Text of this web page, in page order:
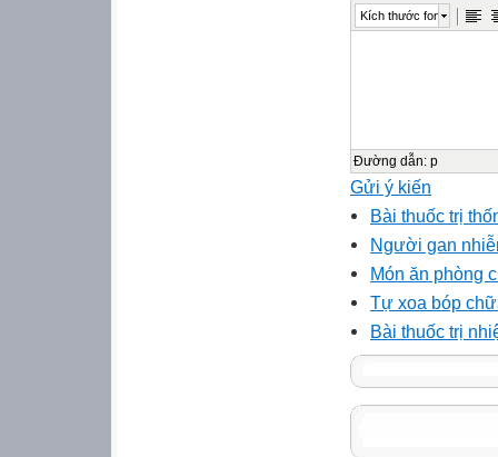
Kích thước font
Đường dẫn: p
Gửi ý kiến
Bài thuốc trị
Người gan
Món ăn phòng
Tự xoa bóp
Bài thuốc trị